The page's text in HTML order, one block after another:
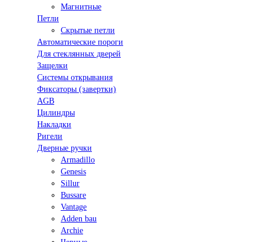
Магнитные
Петли
Скрытые петли
Автоматические пороги
Для стеклянных дверей
Защелки
Системы открывания
Фиксаторы (завертки)
AGB
Цилиндры
Накладки
Ригели
Дверные ручки
Armadillo
Genesis
Sillur
Bussare
Vantage
Adden bau
Archie